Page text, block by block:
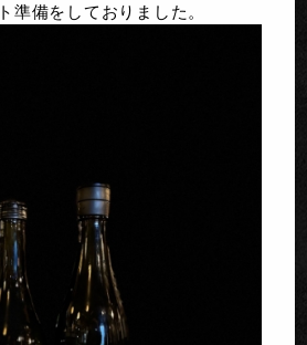
準備をしておりました。